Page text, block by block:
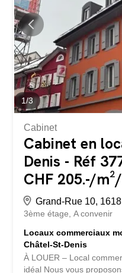
modifications sont
local est entièrement
gré du preneur. Vous
pour votre activité
atelier, cabinet, etc.), en
vigueur et sous réserve
1/3
Cabinet
Cabinet en
Denis - Réf
CHF 205.-/
Grand-Rue 10,
3ème étage A convenir
Locaux commerciaux
Châtel-St-Denis
À LOUER – Local
idéal Nous vous